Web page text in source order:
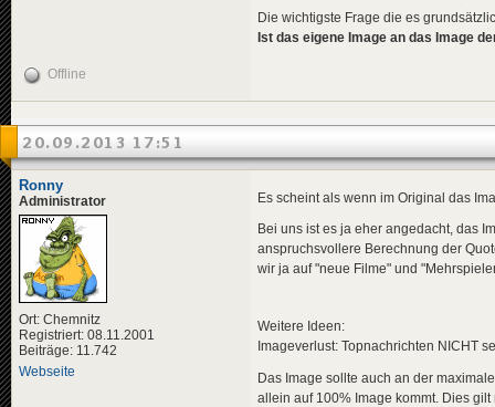
Die wichtigste Frage die es
Ist das eigene Image an das Image
Offline
20.09.2013 17:51
Ronny
Administrator
Ort: Chemnitz
Registriert: 08.11.2001
Beiträge: 11.742
Webseite
Es scheint als wenn im Original das
Bei uns ist es ja eher angedacht, das
anspruchsvollere Berechnung der
wir ja auf "neue Filme" und
Weitere Ideen:
Imageverlust: Topnachrichten NICHT
Das Image sollte auch an der
allein auf 100% Image kommt. Dies